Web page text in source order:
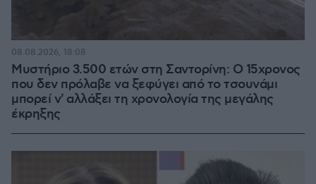
Μυστήριο 3.500 ετών στη Σαντορίνη: Ο 15χρονος
που δεν πρόλαβε να ξεφύγει από το τσουνάμι
μπορεί ν' αλλάξει τη χρονολογία της μεγάλης
έκρηξης
08.08.2026, 18:08